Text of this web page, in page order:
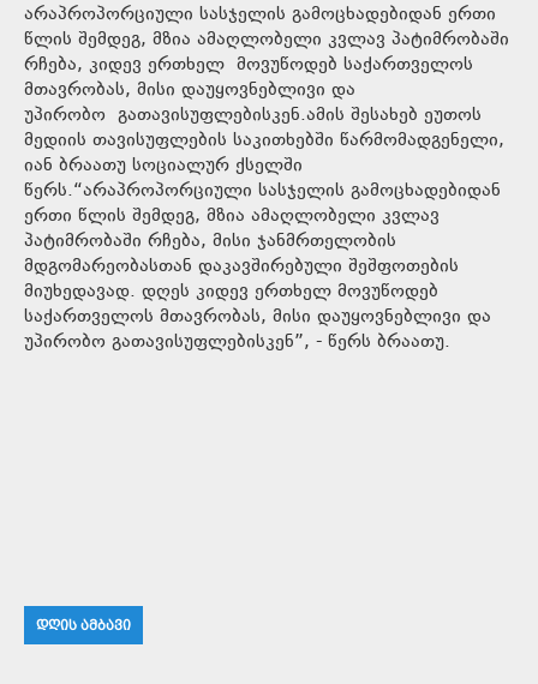
არაპროპორციული სასჯელის გამოცხადებიდან ერთი
წლის შემდეგ, მზია ამაღლობელი კვლავ პატიმრობაში
რჩება, კიდევ ერთხელ მოვუწოდებ საქართველოს
მთავრობას, მისი დაუყოვნებლივი და
უპირობო გათავისუფლებისკენ.ამის შესახებ ეუთოს
მედიის თავისუფლების საკითხებში წარმომადგენელი,
იან ბრაათუ სოციალურ ქსელში
წერს.“არაპროპორციული სასჯელის გამოცხადებიდან
ერთი წლის შემდეგ, მზია ამაღლობელი კვლავ
პატიმრობაში რჩება, მისი ჯანმრთელობის
მდგომარეობასთან დაკავშირებული შეშფოთების
მიუხედავად. დღეს კიდევ ერთხელ მოვუწოდებ
საქართველოს მთავრობას, მისი დაუყოვნებლივი და
უპირობო გათავისუფლებისკენ”, - წერს ბრაათუ.
ᲓᲦᲘᲡ ᲐᲛᲑᲐᲕᲘ